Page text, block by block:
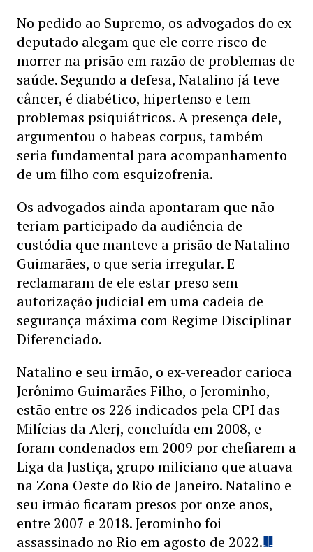
No pedido ao Supremo, os advogados do ex-
deputado alegam que ele corre risco de
morrer na prisão em razão de problemas de
saúde. Segundo a defesa, Natalino já teve
câncer, é diabético, hipertenso e tem
problemas psiquiátricos. A presença dele,
argumentou o habeas corpus, também
seria fundamental para acompanhamento
de um filho com esquizofrenia.
Os advogados ainda apontaram que não
teriam participado da audiência de
custódia que manteve a prisão de Natalino
Guimarães, o que seria irregular. E
reclamaram de ele estar preso sem
autorização judicial em uma cadeia de
segurança máxima com Regime Disciplinar
Diferenciado.
Natalino e seu irmão, o ex-vereador carioca
Jerônimo Guimarães Filho, o Jerominho,
estão entre os 226 indicados pela CPI das
Milícias da Alerj, concluída em 2008, e
foram condenados em 2009 por chefiarem a
Liga da Justiça, grupo miliciano que atuava
na Zona Oeste do Rio de Janeiro. Natalino e
seu irmão ficaram presos por onze anos,
entre 2007 e 2018. Jerominho foi
assassinado no Rio em agosto de 2022.